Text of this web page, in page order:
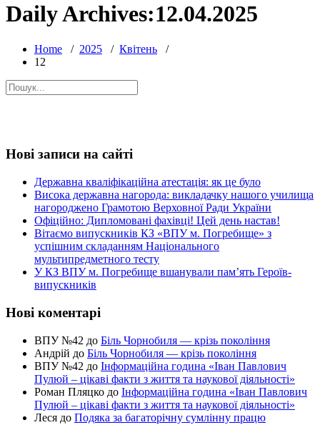
Daily Archives:12.04.2025
Home / 2025 / Квітень /
12
Нові записи на сайті
Державна кваліфікаційна атестація: як це було
Висока державна нагорода: викладачку нашого училища
нагороджено Грамотою Верховної Ради України
Офіційно: Дипломовані фахівці! Цей день настав!
Вітаємо випускників КЗ «ВПУ м. Погребище» з
успішним складанням Національного
мультипредметного тесту
У КЗ ВПУ м. Погребище вшанували пам’ять Героїв-
випускників
Нові коментарі
ВПУ №42 до Біль Чорнобиля — крізь покоління
Андрій до Біль Чорнобиля — крізь покоління
ВПУ №42 до Інформаційна година «Іван Павлович
Пулюй – цікаві факти з життя та наукової діяльності»
Роман Пляцко до Інформаційна година «Іван Павлович
Пулюй – цікаві факти з життя та наукової діяльності»
Леся до Подяка за багаторічну сумлінну працю